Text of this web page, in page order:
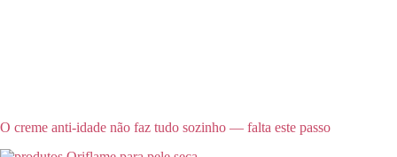
O creme anti-idade não faz tudo sozinho — falta este passo